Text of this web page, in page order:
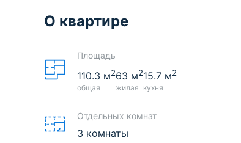
О квартире
Площадь
110.3 м2
общая
63 м2
жилая
15.7 м2
кухня
Отдельных комнат
3 комнаты